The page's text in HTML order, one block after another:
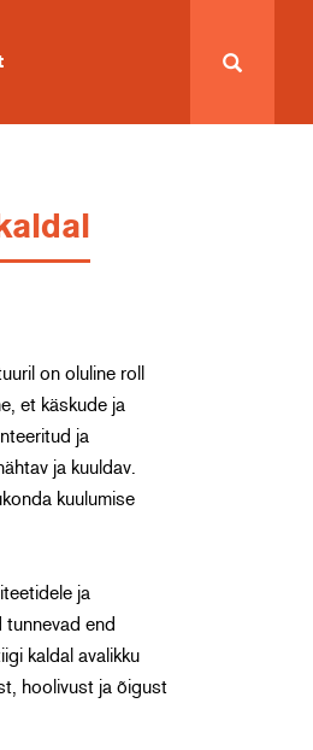
on oluline roll
et käskude ja
ja
ja kuuldav.
kuulumise
ja
tunnevad end
kaldal avalikku
hoolivust ja õigust